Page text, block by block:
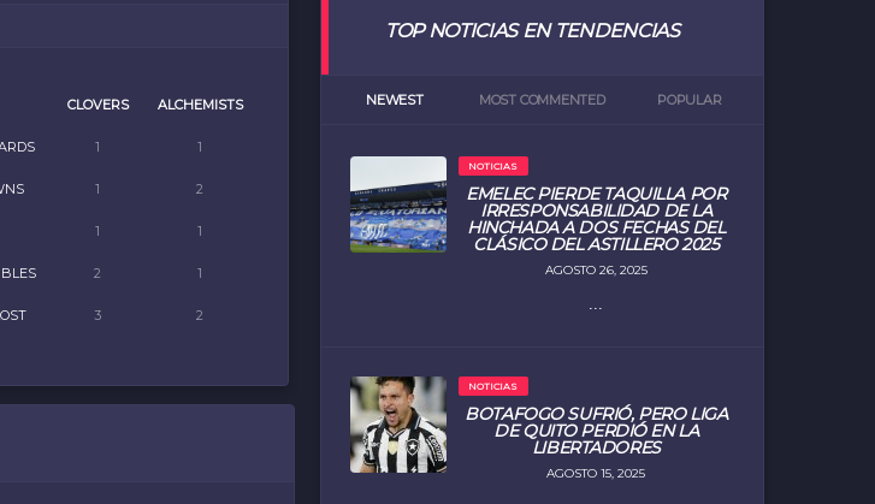
CLOVERS ALCHEMISTS
1 1
1 2
1 1
2 1
3 2
TOP NOTICIAS EN TENDENCIAS
NEWEST MOST COMMENTED POPULAR
NOTICIAS
EMELEC PIERDE TAQUILLA POR
IRRESPONSABILIDAD DE LA
HINCHADA A DOS FECHAS DEL
CLÁSICO DEL ASTILLERO 2025
AGOSTO 26, 2025
NOTICIAS
BOTAFOGO SUFRIÓ, PERO LIGA
DE QUITO PERDIÓ EN LA
LIBERTADORES
AGOSTO 15, 2025